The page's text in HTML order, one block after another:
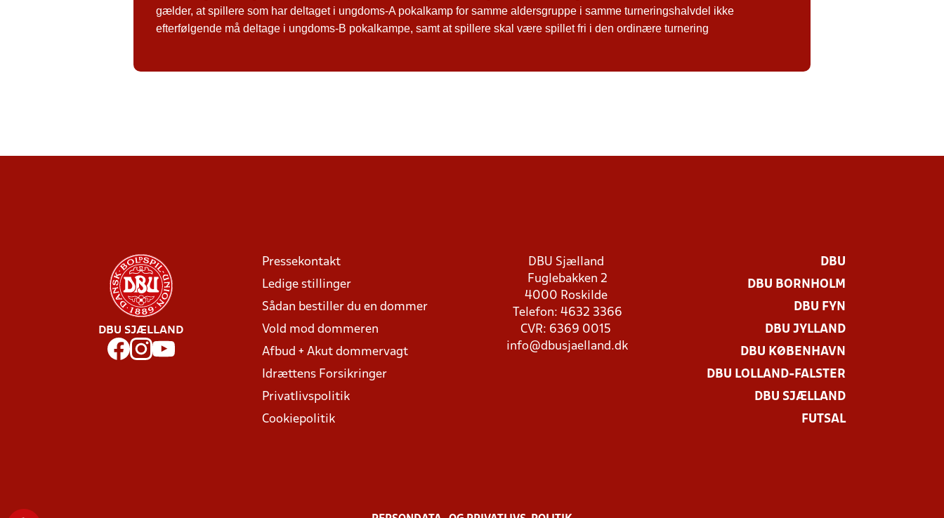
gælder, at spillere som har deltaget i ungdoms-A pokalkamp for samme aldersgruppe i samme turneringshalvdel ikke
efterfølgende må deltage i ungdoms-B pokalkampe, samt at spillere skal være spillet fri i den ordinære turnering
DBU SJÆLLAND
Pressekontakt
Ledige stillinger
Sådan bestiller du en dommer
Vold mod dommeren
Afbud + Akut dommervagt
Idrættens Forsikringer
Privatlivspolitik
Cookiepolitik
DBU Sjælland
Fuglebakken 2
4000 Roskilde
Telefon: 4632 3366
CVR: 6369 0015
info@dbusjaelland.dk
DBU
DBU BORNHOLM
DBU FYN
DBU JYLLAND
DBU KØBENHAVN
DBU LOLLAND-FALSTER
DBU SJÆLLAND
FUTSAL